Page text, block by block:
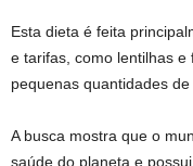
Esta dieta é feita
e tarifas, como lentilhas e
pequenas quantidades
A busca mostra que o
saúde do planeta e